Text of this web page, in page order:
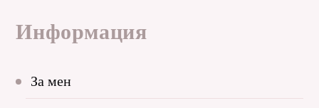
Информация
За мен